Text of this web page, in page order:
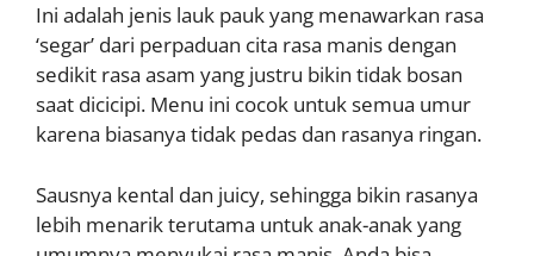
Ini adalah jenis lauk pauk yang menawarkan rasa
‘segar’ dari perpaduan cita rasa manis dengan
sedikit rasa asam yang justru bikin tidak bosan
saat dicicipi. Menu ini cocok untuk semua umur
karena biasanya tidak pedas dan rasanya ringan.
Sausnya kental dan juicy, sehingga bikin rasanya
lebih menarik terutama untuk anak-anak yang